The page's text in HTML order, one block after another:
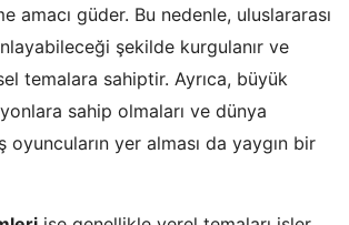
amacı güder. Bu nedenle, uluslararası
şekilde kurgulanır ve
temalara sahiptir. Ayrıca, büyük
sahip olmaları ve dünya
oyuncuların yer alması da yaygın bir